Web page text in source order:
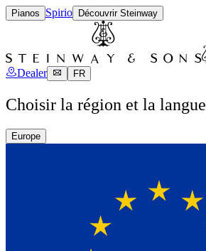
Pianos Spirio Découvrir Steinway
Dealer FR
Choisir la région et la langue
Europe